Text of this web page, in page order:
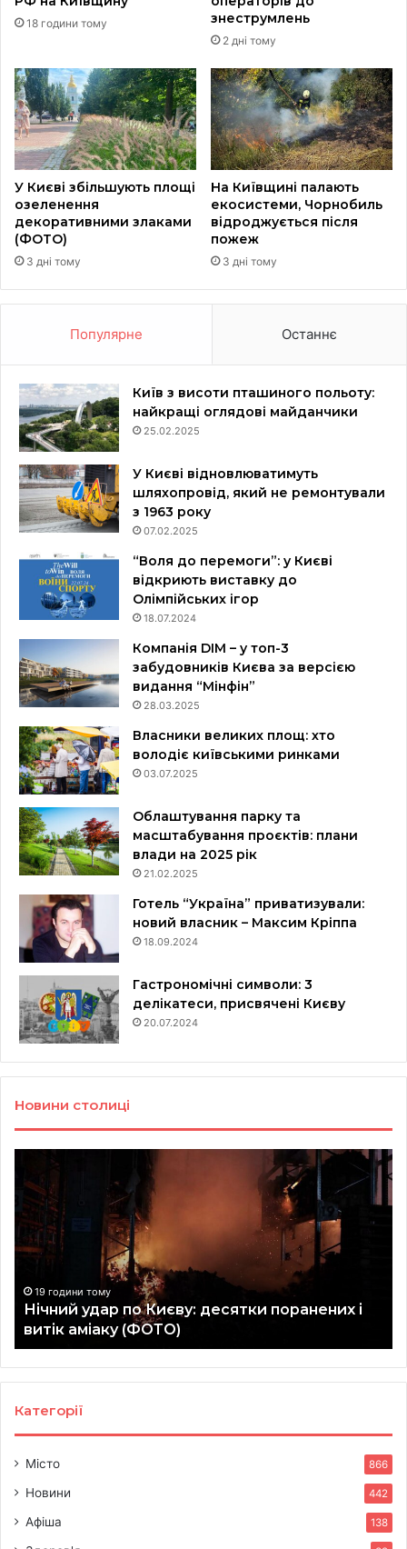
18 години тому
знеструмлень
2 дні тому
У Києві збільшують площі
озеленення
декоративними злаками
(ФОТО)
3 дні тому
На Київщині палають
екосистеми, Чорнобиль
відроджується після
пожеж
3 дні тому
Популярне Останнє
Київ з висоти пташиного польоту:
найкращі оглядові майданчики
25.02.2025
У Києві відновлюватимуть
шляхопровід, який не ремонтували
з 1963 року
07.02.2025
“Воля до перемоги”: у Києві
відкриють виставку до
Олімпійських ігор
18.07.2024
Компанія DIM – у топ-3
забудовників Києва за версією
видання “Мінфін”
28.03.2025
Власники великих площ: хто
володіє київськими ринками
03.07.2025
Облаштування парку та
масштабування проєктів: плани
влади на 2025 рік
21.02.2025
Готель “Україна” приватизували:
новий власник – Максим Кріппа
18.09.2024
Гастрономічні символи: 3
делікатеси, присвячені Києву
20.07.2024
Новини столиці
Нічний
Києву:
десятки
поранених
витік
аміаку
(ФОТО)
19 години тому
Нічний удар по Києву: десятки поранених і
витік аміаку (ФОТО)
Категорії
Місто 866
Новини 442
Афіша 138